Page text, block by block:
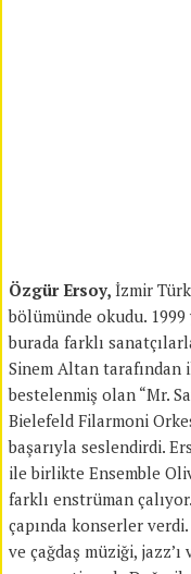
Özgür Ersoy, İzmir
bölümünde okudu. 1999
burada farklı
Sinem Altan tarafından
bestelenmiş olan “Mr.
Bielefeld Filarmoni
başarıyla seslendirdi.
ile birlikte Ensemble
farklı enstrüman
çapında konserler
ve çağdaş müziği,